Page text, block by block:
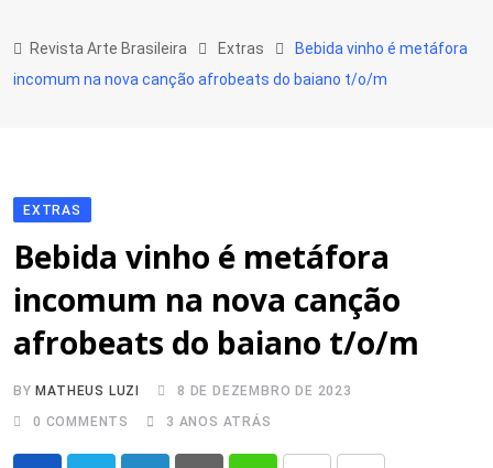
to
content
Revista Arte Brasileira Extras
Bebida vinho é metáfora
incomum na nova canção afrobeats do baiano t/o/m
EXTRAS
Bebida vinho é metáfora
incomum na nova canção
afrobeats do baiano t/o/m
BY MATHEUS LUZI
8 DE DEZEMBRO DE 2023
0 COMMENTS 3 ANOS ATRÁS